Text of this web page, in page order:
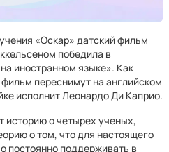
«Оскар» датский фильм
победила в
иностранном языке». Как
переснимут на английском
исполнит Леонардо Ди Каприо.
историю о четырех ученых,
о том, что для настоящего
постоянно поддерживать в